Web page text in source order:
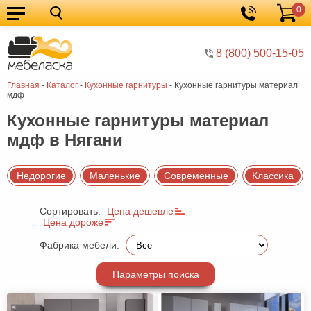
8 (800) 500-15-05
Корзина
0
Главная - Каталог - Кухонные гарнитуры - Кухонные гарнитуры материал
мдф
Кухонные
гарнитуры
Мебель
для
кухни
Мебель
для
спальни
Кровати
Шкафы
Диваны
Мягкая
мебель
Детская
мебель
Мебель
Кухонные гарнитуры материал
мдф в Нягани
Недорогие Маленькие Современные Классика
Сортировать:
Цена дешевле
Цена дороже
Фабрика мебели:
Параметры поиска